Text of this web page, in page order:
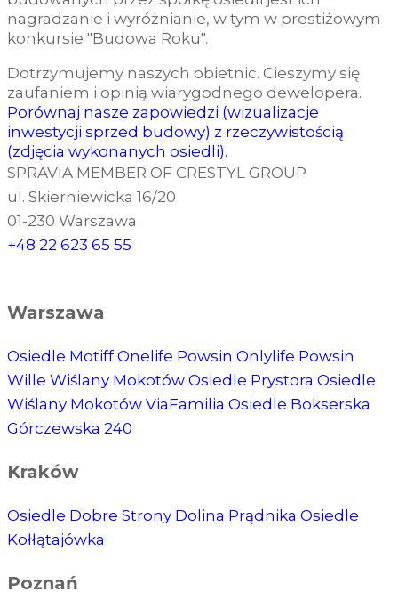
nagradzanie i wyróżnianie, w tym w prestiżowym
konkursie "Budowa Roku".
Dotrzymujemy naszych obietnic. Cieszymy się
zaufaniem i opinią wiarygodnego dewelopera.
Porównaj nasze zapowiedzi (wizualizacje
inwestycji sprzed budowy) z rzeczywistością
(zdjęcia wykonanych osiedli).
SPRAVIA MEMBER OF CRESTYL GROUP
ul. Skierniewicka 16/20
01-230 Warszawa
+48 22 623 65 55
Warszawa
Osiedle MotiffOnelife Powsin Onlylife Powsin
Wille Wiślany Mokotów Osiedle Prystora Osiedle
Wiślany Mokotów ViaFamilia Osiedle Bokserska
Górczewska 240
Kraków
Osiedle Dobre Strony Dolina Prądnika Osiedle
Kołłątajówka
Poznań